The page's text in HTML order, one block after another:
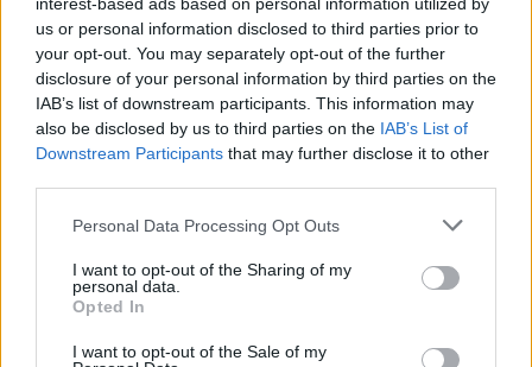
us or personal information disclosed to third parties prior to
your opt-out. You may separately opt-out of the further
disclosure of your personal information by third parties on the
IAB’s list of downstream participants. This information may
also be disclosed by us to third parties on the IAB’s List of
Downstream Participants that may further disclose it to other
Personal Data Processing Opt Outs
I want to opt-out of the Sharing of my
personal data.
Opted In
I want to opt-out of the Sale of my